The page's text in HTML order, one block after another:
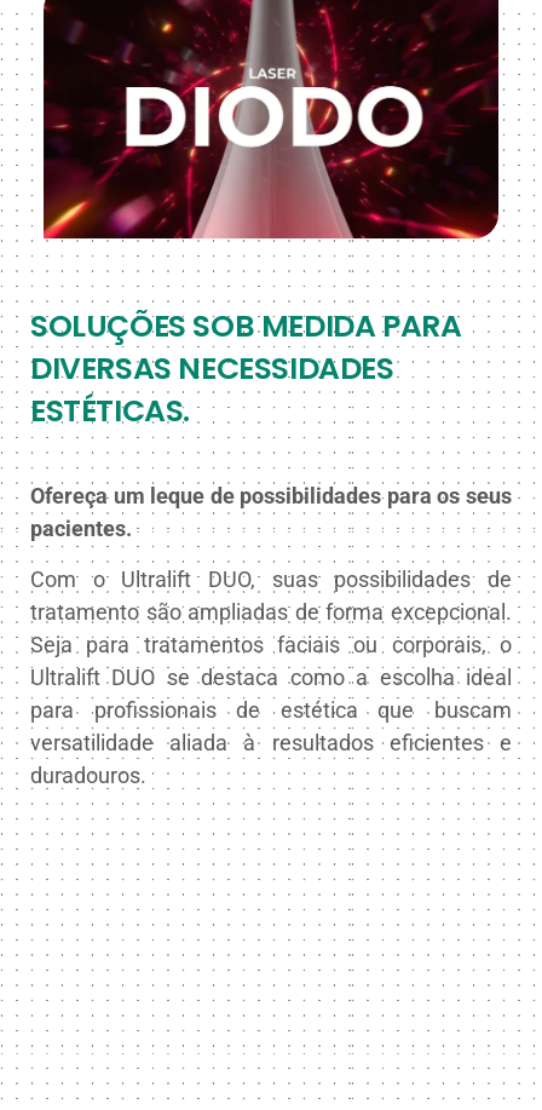
SOLUÇÕES SOB MEDIDA PARA
DIVERSAS NECESSIDADES
ESTÉTICAS.
Ofereça um leque de possibilidades para os seus
pacientes.
Com o Ultralift DUO, suas possibilidades de
tratamento são ampliadas de forma excepcional.
Seja para tratamentos faciais ou corporais, o
Ultralift DUO se destaca como a escolha ideal
para profissionais de estética que buscam
versatilidade aliada à resultados eficientes e
duradouros.